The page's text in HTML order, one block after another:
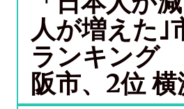
人が増えた｣
ランキング
阪市、2位 横